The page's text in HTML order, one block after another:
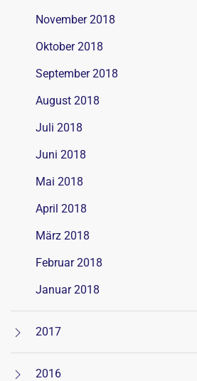
November 2018
Oktober 2018
September 2018
August 2018
Juli 2018
Juni 2018
Mai 2018
April 2018
März 2018
Februar 2018
Januar 2018
2017
2016